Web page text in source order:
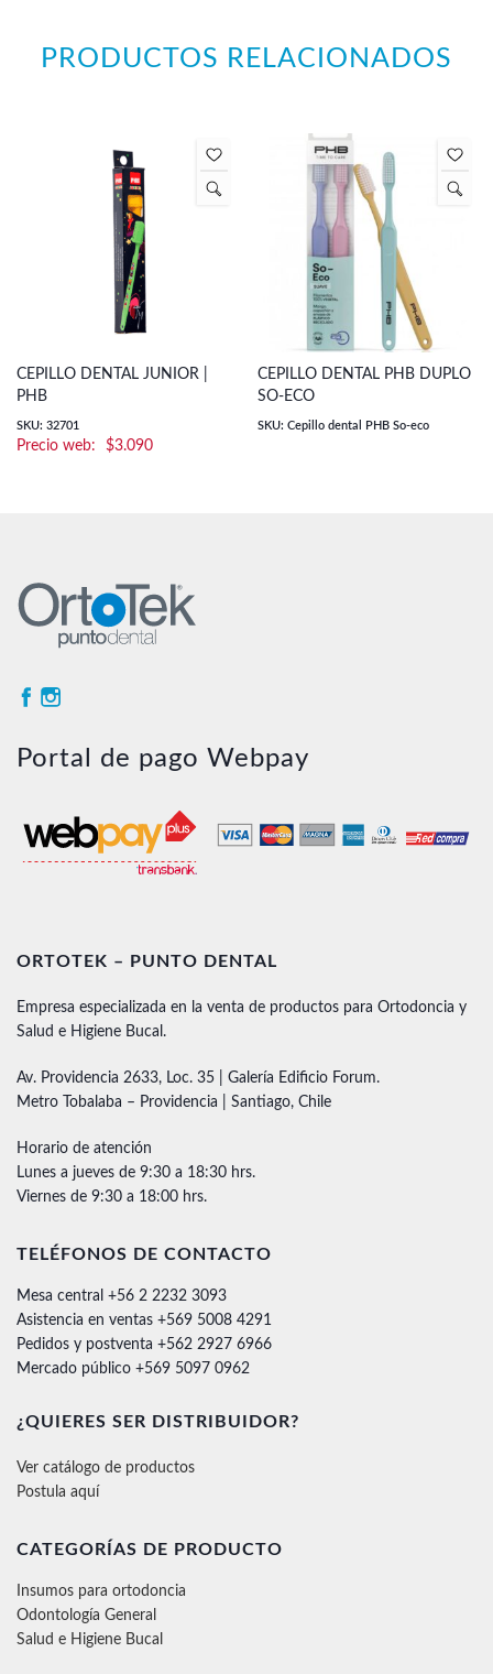
PRODUCTOS RELACIONADOS
CEPILLO DENTAL JUNIOR |
PHB
SKU: 32701
$3.090
CEPILLO DENTAL PHB DUPLO
SO-ECO
SKU: Cepillo dental PHB So-eco
Portal de pago Webpay
ORTOTEK – PUNTO DENTAL
Empresa especializada en la venta de productos para Ortodoncia y
Salud e Higiene Bucal.
Av. Providencia 2633, Loc. 35 | Galería Edificio Forum.
Metro Tobalaba – Providencia | Santiago, Chile
Horario de atención
Lunes a jueves de 9:30 a 18:30 hrs.
Viernes de 9:30 a 18:00 hrs.
TELÉFONOS DE CONTACTO
Mesa central +56 2 2232 3093
Asistencia en ventas +569 5008 4291
Pedidos y postventa +562 2927 6966
Mercado público +569 5097 0962
¿QUIERES SER DISTRIBUIDOR?
Ver catálogo de productos
Postula aquí
CATEGORÍAS DE PRODUCTO
Insumos para ortodoncia
Odontología General
Salud e Higiene Bucal